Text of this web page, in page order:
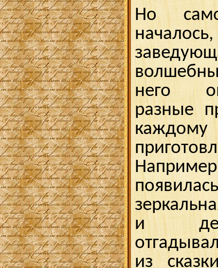
Но
него
разные
и
из